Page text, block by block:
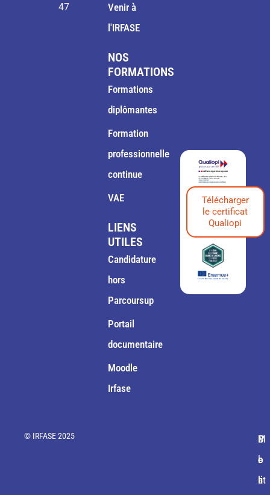
47
Venir à
l'IRFASE
NOS
FORMATIONS
Formations
diplômantes
Formation
professionnelle
continue
VAE
LIENS
UTILES
Candidature
hors
Parcoursup
Portail
documentaire
Moodle
Irfase
Télécharger
le certificat
Qualiopi
© IRFASE 2025
M
e
nt
C
o
n
P
o
li
P
o
li
P
l
a